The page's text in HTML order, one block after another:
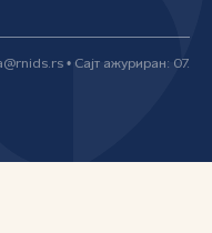
• Сајт ажуриран: 07.